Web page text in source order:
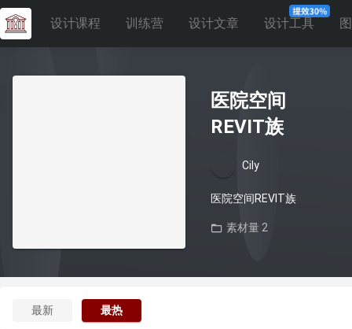
设计课程 训练营 设计文章 设计工具
医院空间
REVIT族
Cily
医院空间REVIT族
素材量 2
最新 最热